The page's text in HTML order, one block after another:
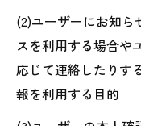
(2)ユーザーにお知ら
スを利用する場合や
応じて連絡したりす
報を利用する目的